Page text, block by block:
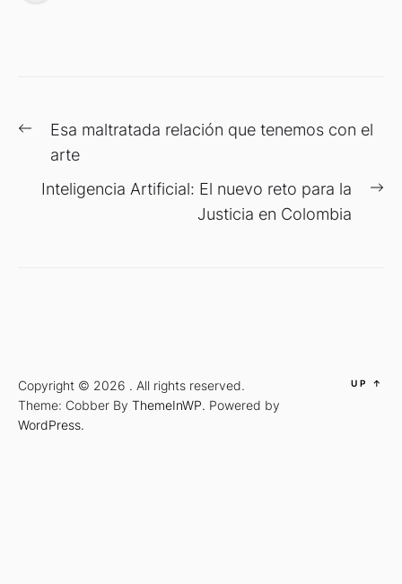
Navegación
entradas
Previous
post:
Esa maltratada relación que tenemos con el
arte
Inteligencia Artificial: El nuevo reto para la
Justicia en Colombia
Copyright © 2026 . All rights reserved.
Theme: Cobber By ThemeInWP. Powered by
WordPress.
UP ↑